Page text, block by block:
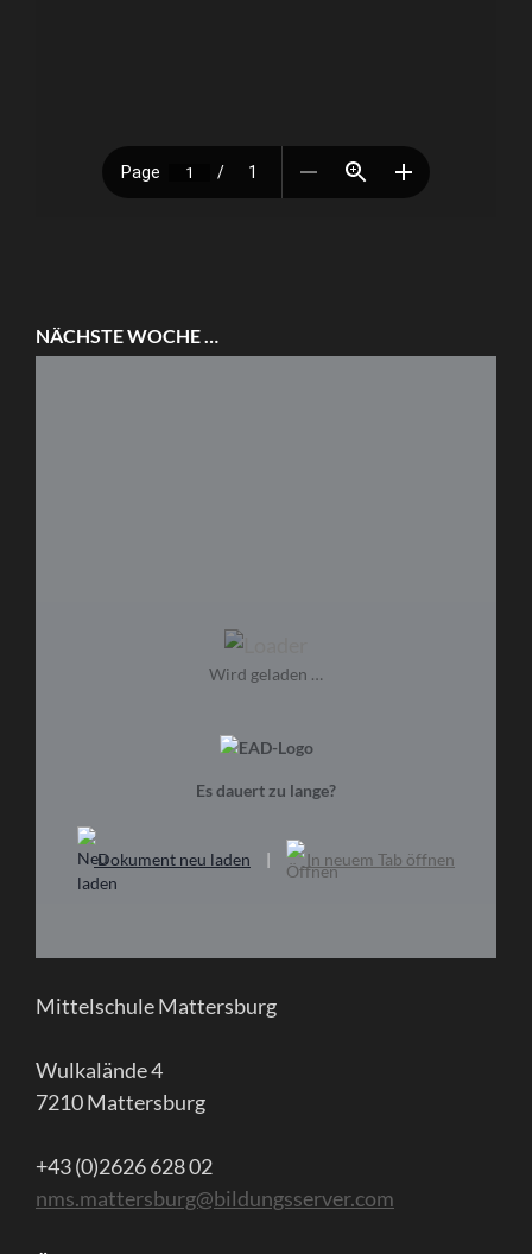
NÄCHSTE WOCHE …
Wird geladen …
Es dauert zu lange?
Dokument neu laden | In neuem Tab öffnen
Mittelschule Mattersburg
Wulkalände 4
7210 Mattersburg
+43 (0)2626 628 02
nms.mattersburg@bildungsserver.com